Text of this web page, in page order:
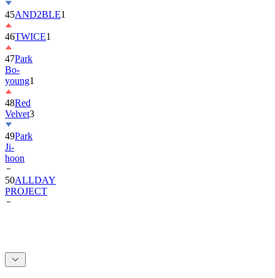
45AND2BLE1
46TWICE1
47Park
Bo-
young1
48Red
Velvet3
49Park
Ji-
hoon
50ALLDAY
PROJECT